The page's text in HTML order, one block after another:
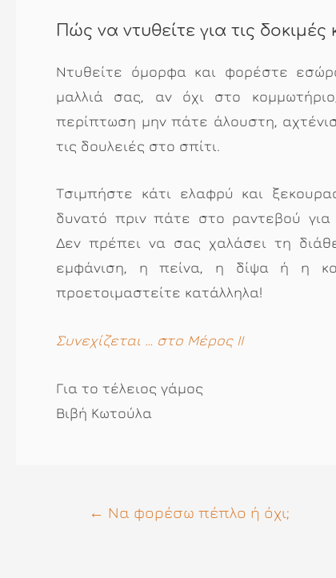
Πώς να ντυθείτε για τις
Ντυθείτε όμορφα και φορέστε
μαλλιά σας, αν όχι στο
περίπτωση μην πάτε άλουστη,
τις δουλειές στο σπίτι.
Τσιμπήστε κάτι ελαφρύ και
δυνατό πριν πάτε στο ραντεβού για
Δεν πρέπει να σας χαλάσει τη
εμφάνιση, η πείνα, η δίψα ή η
προετοιμαστείτε κατάλληλα!
Συνεχίζεται … στο Μέρος ΙΙ
Για το τέλειος γάμος
Βιβή Κωτούλα
Πλοήγηση
← Να φορέσω πέπλο ή όχι;